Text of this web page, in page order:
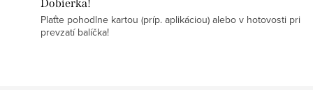
Dobierka!
Plaťte pohodlne kartou (príp. aplikáciou) alebo v hotovosti pri
prevzatí balíčka!